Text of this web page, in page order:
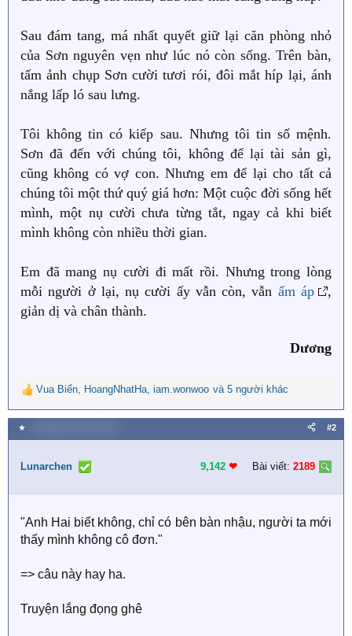
Sau đám tang, má nhất quyết giữ lại căn phòng nhỏ
của Sơn nguyên vẹn như lúc nó còn sống. Trên bàn,
tấm ảnh chụp Sơn cười tươi rói, đôi mắt híp lại, ánh
nắng lấp ló sau lưng.
Tôi không tin có kiếp sau. Nhưng tôi tin số mệnh.
Sơn đã đến với chúng tôi, không để lại tài sản gì,
cũng không có vợ con. Nhưng em để lại cho tất cả
chúng tôi một thứ quý giá hơn: Một cuộc đời sống hết
mình, một nụ cười chưa từng tắt, ngay cả khi biết
mình không còn nhiều thời gian.
Em đã mang nụ cười đi mất rồi. Nhưng trong lòng
mỗi người ở lại, nụ cười ấy vẫn còn, vẫn ấm áp
,
giản dị và chân thành.
Dương
R
e
a
c
i
n
:
Vua Biển, HoangNhatHa, iam.wonwoo và 5 người khác
★ #2
Lunarchen 9,142 ❤︎ Bài viết: 2189
"Anh Hai biết không, chỉ có bên bàn nhậu, người ta mới
thấy mình không cô đơn."
=> câu này hay ha.
Truyện lắng đọng ghê